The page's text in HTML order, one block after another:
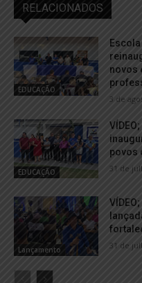
RELACIONADOS
EDUCAÇÃO
novos
3 de
EDUCAÇÃO
povos
31 de
Lançamento 31 de